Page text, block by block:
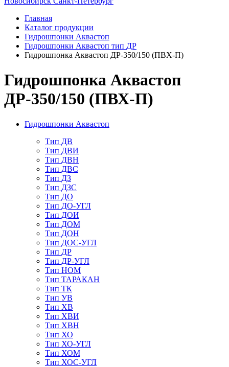
Главная
Каталог продукции
Гидрошпонки Аквастоп
Гидрошпонки Аквастоп тип ДР
Гидрошпонка Аквастоп ДР-350/150 (ПВХ-П)
Гидрошпонка Аквастоп
ДР-350/150 (ПВХ-П)
Гидрошпонки Аквастоп
Тип ДВ
Тип ДВИ
Тип ДВН
Тип ДВС
Тип ДЗ
Тип ДЗС
Тип ДО
Тип ДО-УГЛ
Тип ДОИ
Тип ДОМ
Тип ДОН
Тип ДОС-УГЛ
Тип ДР
Тип ДР-УГЛ
Тип НОМ
Тип ТАРАКАН
Тип ТК
Тип УВ
Тип ХВ
Тип ХВИ
Тип ХВН
Тип ХО
Тип ХО-УГЛ
Тип ХОМ
Тип ХОС-УГЛ